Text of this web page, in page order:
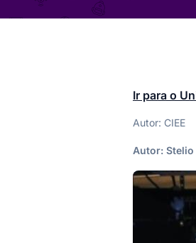
Ir para o
Autor: CIEE
Autor: Stelio